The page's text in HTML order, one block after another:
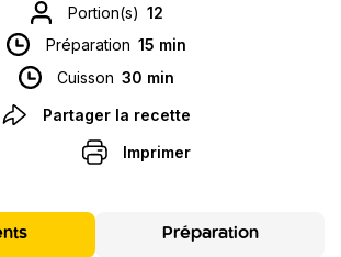
Portion(s) 12
Préparation 15 min
Cuisson 30 min
Partager la recette
Imprimer
Préparation